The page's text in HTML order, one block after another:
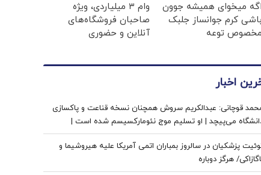
اگه میخوای همیشه جوون
باشی کرم جوانساز جلبک
مخصوص توعه
وام ۳ میلیاردی، ویژه
صاحبان فروشگاه‌های
آنلاین و حضوری
اخبار
قوچانی: عبدالکریم سروش همچنان نسخه قناعت و پاکسازی
می‌پیچد | او تسلیم موج نئومارکسیسم شده است |
به زبان چپ سخن می‌گوید و نظام بازار آزاد رقابتی را با
کاپیتالیسم توضیح می‌دهد
پزشکیان در سالروز بمباران اتمی آمریکا علیه هیروشیما و
هرگز دوباره